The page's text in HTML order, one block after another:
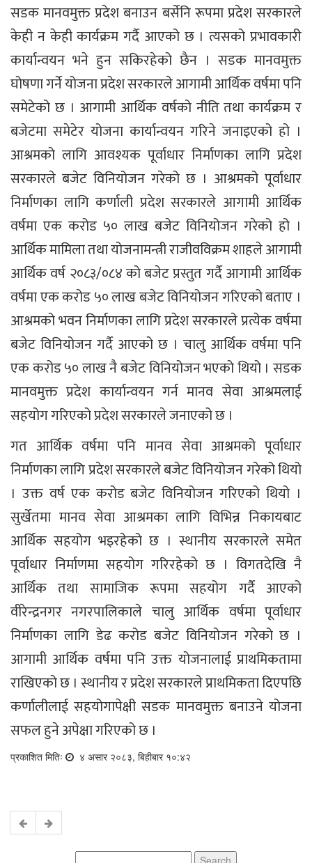
सडक मानवमुक्त प्रदेश बनाउन बर्सेनि रूपमा प्रदेश सरकारले
केही न केही कार्यक्रम गर्दै आएको छ । त्यसको प्रभावकारी
कार्यान्वयन भने हुन सकिरहेको छैन । सडक मानवमुक्त
घोषणा गर्ने योजना प्रदेश सरकारले आगामी आर्थिक वर्षमा पनि
समेटेको छ । आगामी आर्थिक वर्षको नीति तथा कार्यक्रम र
बजेटमा समेटेर योजना कार्यान्वयन गरिने जनाइएको हो ।
आश्रमको लागि आवश्यक पूर्वाधार निर्माणका लागि प्रदेश
सरकारले बजेट विनियोजन गरेको छ । आश्रमको पूर्वाधार
निर्माणका लागि कर्णाली प्रदेश सरकारले आगामी आर्थिक
वर्षमा एक करोड ५० लाख बजेट विनियोजन गरेको हो ।
आर्थिक मामिला तथा योजनामन्त्री राजीवविक्रम शाहले आगामी
आर्थिक वर्ष २०८३/०८४ को बजेट प्रस्तुत गर्दै आगामी आर्थिक
वर्षमा एक करोड ५० लाख बजेट विनियोजन गरिएको बताए ।
आश्रमको भवन निर्माणका लागि प्रदेश सरकारले प्रत्येक वर्षमा
बजेट विनियोजन गर्दै आएको छ । चालु आर्थिक वर्षमा पनि
एक करोड ५० लाख नै बजेट विनियोजन भएको थियो । सडक
मानवमुक्त प्रदेश कार्यान्वयन गर्न मानव सेवा आश्रमलाई
सहयोग गरिएको प्रदेश सरकारले जनाएको छ ।
गत आर्थिक वर्षमा पनि मानव सेवा आश्रमको पूर्वाधार
निर्माणका लागि प्रदेश सरकारले बजेट विनियोजन गरेको थियो
। उक्त वर्ष एक करोड बजेट विनियोजन गरिएको थियो ।
सुर्खेतमा मानव सेवा आश्रमका लागि विभिन्न निकायबाट
आर्थिक सहयोग भइरहेको छ । स्थानीय सरकारले समेत
पूर्वाधार निर्माणमा सहयोग गरिरहेको छ । विगतदेखि नै
आर्थिक तथा सामाजिक रूपमा सहयोग गर्दै आएको
वीरेन्द्रनगर नगरपालिकाले चालु आर्थिक वर्षमा पूर्वाधार
निर्माणका लागि डेढ करोड बजेट विनियोजन गरेको छ ।
आगामी आर्थिक वर्षमा पनि उक्त योजनालाई प्राथमिकतामा
राखिएको छ । स्थानीय र प्रदेश सरकारले प्राथमिकता दिएपछि
कर्णालीलाई सहयोगापेक्षी सडक मानवमुक्त बनाउने योजना
सफल हुने अपेक्षा गरिएको छ ।
प्रकाशित मितिः ४ असार २०८३, बिहीबार १०:४२